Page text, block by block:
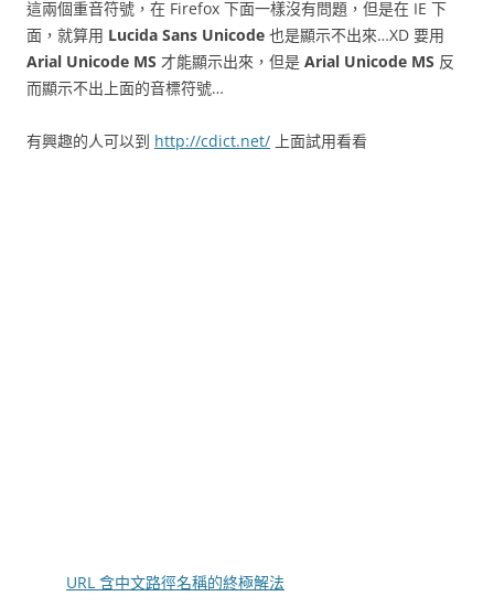
這兩個重音符號，在 Firefox 下面一樣沒有問題，但是在 IE 下
面，就算用 Lucida Sans Unicode 也是顯示不出來…XD 要用
Arial Unicode MS 才能顯示出來，但是 Arial Unicode MS 反
而顯示不出上面的音標符號…
有興趣的人可以到 http://cdict.net/ 上面試用看看
URL 含中文路徑名稱的終極解法